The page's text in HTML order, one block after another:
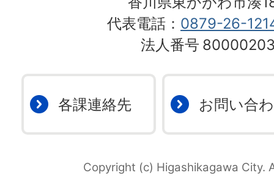
代表電話： 0879-26-
法人番号
各課連絡先 お問い合
Copyright (c) Higashikagawa City.